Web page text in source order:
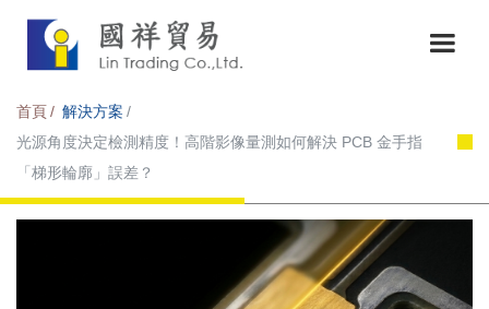
首頁
解決方案
光源角度決定檢測精度！高階影像量測如何解決 PCB 金手指
「梯形輪廓」誤差？